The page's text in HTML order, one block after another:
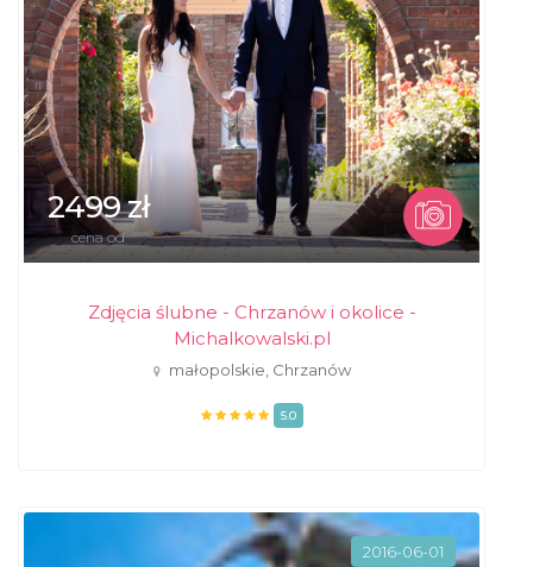
2499 zł
cena od
Zdjęcia ślubne - Chrzanów i okolice -
Michalkowalski.pl
małopolskie, Chrzanów
5.0
2016-06-01